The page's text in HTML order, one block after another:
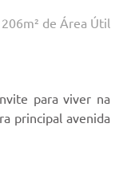
206m² de Área Útil
para viver na
principal avenida